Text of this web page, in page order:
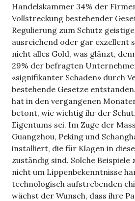
Handelskammer 34% der
Vollstreckung bestehender
Regulierung zum Schutz
ausreichend oder gar exzellent
nicht alles Gold, was glänzt,
29% der befragten
«signifikanter Schaden» durch
bestehende Gesetze
hat in den vergangenen
betont, wie wichtig ihr der
Eigentums sei. Im Zuge der
Guangzhou, Peking und
installiert, die für Klagen in
zuständig sind. Solche Beispiele
nicht um Lippenbekenntnisse
technologisch aufstrebenden
wächst der Wunsch, dass ihre